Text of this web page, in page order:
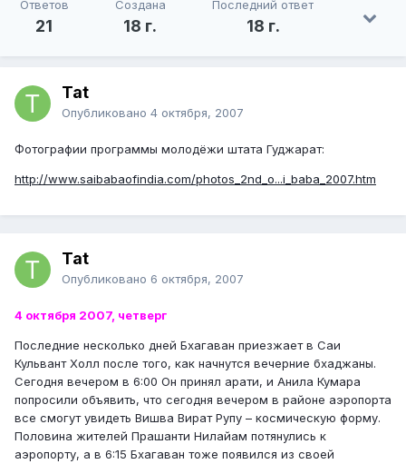
Ответов
21
Создана
18 г.
Последний ответ
18 г.
Tat
Опубликовано 4 октября, 2007
Фотографии программы молодёжи штата Гуджарат:
http://www.saibabaofindia.com/photos_2nd_o...i_baba_2007.htm
Tat
Опубликовано 6 октября, 2007
4 октября 2007, четверг
Последние несколько дней Бхагаван приезжает в Саи
Кульвант Холл после того, как начнутся вечерние бхаджаны.
Сегодня вечером в 6:00 Он принял арати, и Анила Кумара
попросили объявить, что сегодня вечером в районе аэропорта
все смогут увидеть Вишва Вират Рупу – космическую форму.
Половина жителей Прашанти Нилайам потянулись к
аэропорту, а в 6:15 Бхагаван тоже появился из своей